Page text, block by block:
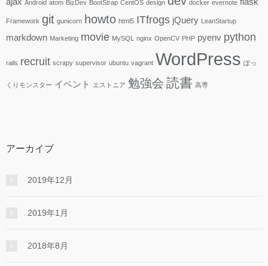
Android atom BizDev BootStrap CentOS design docker evernote
Framework git gunicorn howto html5 ITfrogs jQuery LeanStartup
markdown Marketing movie MySQL nginx OpenCV PHP pyenv python
rails recruit scrapy supervisor ubuntu vagrant WordPress ぽっ
くりモンスター イベント エストニア 勉強会 読書 高専
アーカイブ
2019年12月
2019年1月
2018年8月